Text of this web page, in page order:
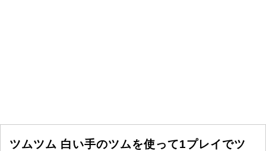
ツムツム 白い手のツムを使って1プレイでツ